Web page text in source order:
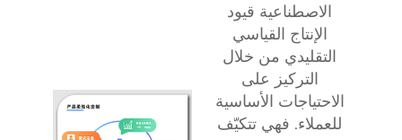
الاصطناعية قيود
الإنتاج القياسي
التقليدي من خلال
التركيز على
الاحتياجات الأساسية
للعملاء. فهي تتكيّف